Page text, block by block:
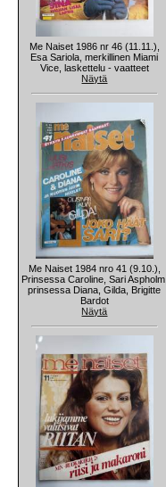
Me Naiset 1986 nr 46 (11.11.),
Esa Sariola, merkillinen Miami
Vice, laskettelu - vaatteet
Näytä
Me Naiset 1984 nro 41 (9.10.),
Prinsessa Caroline, Sari Aspholm,
prinsessa Diana, Gilda, Brigitte
Bardot
Näytä